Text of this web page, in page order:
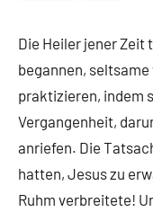
Die Heiler jener Zeit
begannen,
praktizieren, indem
Vergangenheit,
anriefen. Die
hatten, Jesus zu
Ruhm verbreitete!